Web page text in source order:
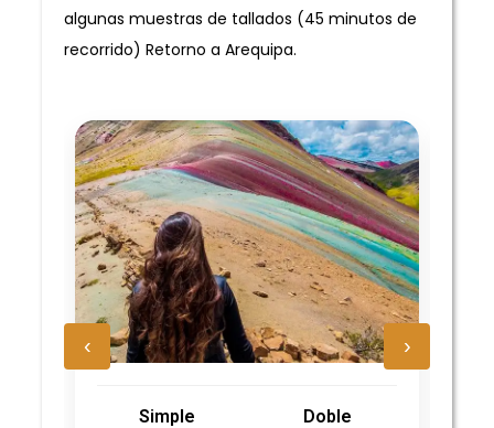
algunas muestras de tallados (45 minutos de
recorrido) Retorno a Arequipa.
‹
Simple Doble
›